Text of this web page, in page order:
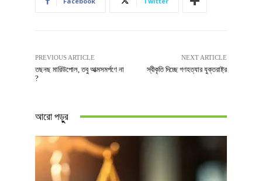
PREVIOUS ARTICLE
তছনছ মারিউপোল, তবু আত্মসমর্পণে না
?
NEXT ARTICLE
স্বীকৃতি দিচ্ছে গণহত্যার যুক্তরাষ্ট্র
আরো পড়ুুর